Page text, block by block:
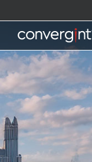
to
contentHome